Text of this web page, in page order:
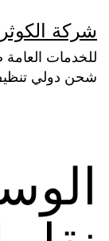
إلى
المحتوى
شركة الكوثر
للخدمات
شحن دولي